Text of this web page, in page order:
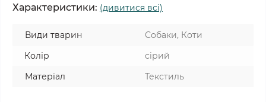
Характеристики: (дивитися всі)
Види тварин
Собаки, Коти
Колір
сірий
Матеріал
Текстиль